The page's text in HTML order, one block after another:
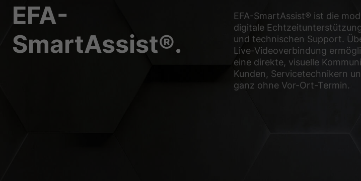
EFA-
SmartAssist®.
EFA-SmartAssist® ist die
digitale
und technischen Support.
Live-Videoverbindung
eine direkte, visuelle
Kunden, Servicetechnikern
ganz ohne Vor-Ort-Termin.
Cookie-Informationen
Externe Medien (2)
Inhalte von Videoplattformen und Social-Media-Plattformen werden
Medien akzeptiert werden, bedarf der Zugriff auf diese Inhalte keiner
Cookie-Informationen